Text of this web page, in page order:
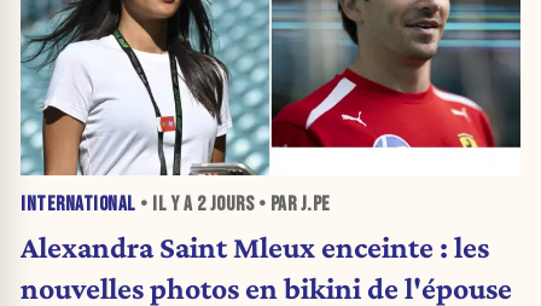
INTERNATIONAL • IL Y A 2 JOURS• PAR J.PE
Alexandra Saint Mleux enceinte : les
nouvelles photos en bikini de l'épouse